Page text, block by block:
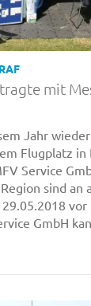
mit
Jahr
Flugplatz in
Service
sind an
GmbH